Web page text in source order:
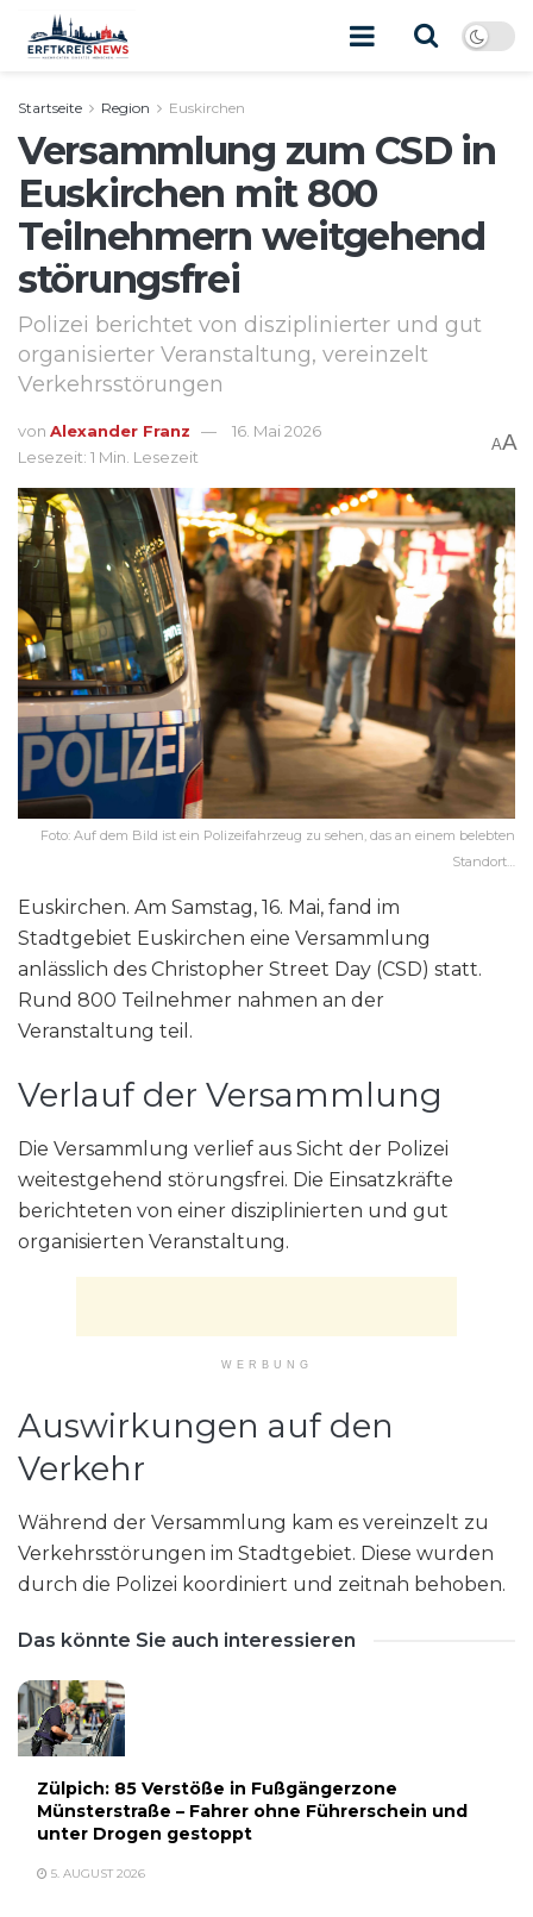
Startseite Region Euskirchen
Versammlung zum CSD in
Euskirchen mit 800
Teilnehmern weitgehend
störungsfrei
Polizei berichtet von disziplinierter und gut
organisierter Veranstaltung, vereinzelt
Verkehrsstörungen
von Alexander Franz
16. Mai 2026
Lesezeit: 1 Min. Lesezeit
AA
Foto: Auf dem Bild ist ein Polizeifahrzeug zu sehen, das an einem belebten
Standort…
Euskirchen. Am Samstag, 16. Mai, fand im
Stadtgebiet Euskirchen eine Versammlung
anlässlich des Christopher Street Day (CSD) statt.
Rund 800 Teilnehmer nahmen an der
Veranstaltung teil.
Verlauf der Versammlung
Die Versammlung verlief aus Sicht der Polizei
weitestgehend störungsfrei. Die Einsatzkräfte
berichteten von einer disziplinierten und gut
organisierten Veranstaltung.
WERBUNG
Auswirkungen auf den
Verkehr
Während der Versammlung kam es vereinzelt zu
Verkehrsstörungen im Stadtgebiet. Diese wurden
durch die Polizei koordiniert und zeitnah behoben.
Das könnte Sie auch interessieren
Zülpich: 85 Verstöße in Fußgängerzone
Münsterstraße – Fahrer ohne Führerschein und
unter Drogen gestoppt
5. AUGUST 2026